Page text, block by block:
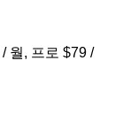
월, 프로 $79 /